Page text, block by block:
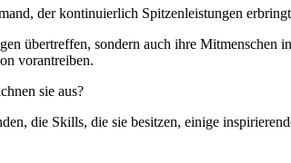
der kontinuierlich Spitzenleistungen
übertreffen, sondern auch ihre Mitmenschen
vorantreiben.
sie aus?
die Skills, die sie besitzen, einige